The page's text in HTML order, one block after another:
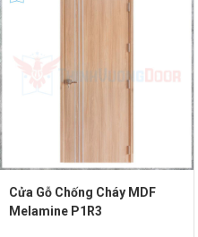
Cửa Gỗ Chống Cháy MDF
Melamine P1R3